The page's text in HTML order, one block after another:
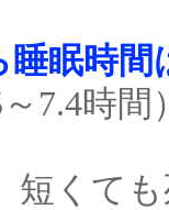
眠時間
7.4時
短くて